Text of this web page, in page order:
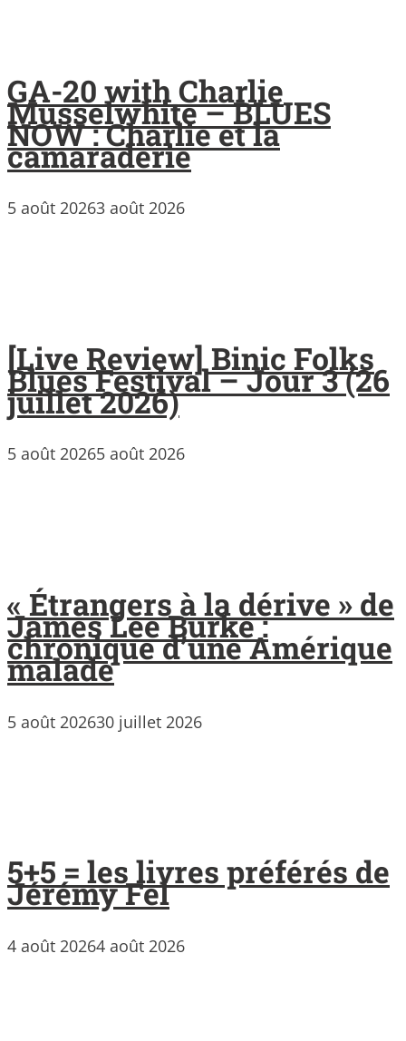
GA-20 with Charlie
Musselwhite – BLUES
NOW : Charlie et la
camaraderie
5 août 20263 août 2026
[Live Review] Binic Folks
Blues Festival – Jour 3 (26
juillet 2026)
5 août 20265 août 2026
« Étrangers à la dérive » de
James Lee Burke :
chronique d’une Amérique
malade
5 août 202630 juillet 2026
5+5 = les livres préférés de
Jérémy Fel
4 août 20264 août 2026